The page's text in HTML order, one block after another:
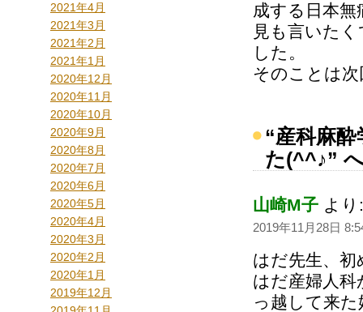
2021年4月
2021年3月
2021年2月
2021年1月
2020年12月
2020年11月
2020年10月
2020年9月
2020年8月
2020年7月
2020年6月
2020年5月
2020年4月
2020年3月
2020年2月
2020年1月
2019年12月
成する日本
見も言いた
した。
そのことは
“産科麻
た(^^♪”
山崎M子 より:
2019年11月28日
はだ先生、
はだ産婦人
っ越して来